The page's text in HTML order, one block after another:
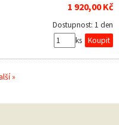
1 920,00 Kč
Dostupnost: 1 den
ks
»